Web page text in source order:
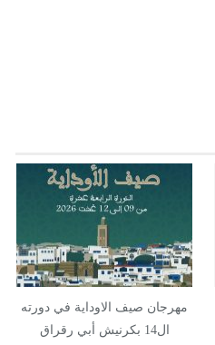
مهرجان صيف الاوداية في دورته
ال14 بكرنيش أبي رقراق